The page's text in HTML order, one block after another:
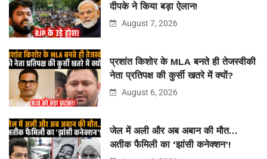
दीपके ने किया बड़ा ऐलान!
August 7, 2026
प्रशांत किशोर के MLA बनते ही तेजस्वीकी
नेता प्रतिपक्ष की कुर्सी खतरे में क्यों?
August 6, 2026
जेल में अली और अब अबान की मौत…
अतीक फैमिली का ‘झांसी कनेक्शन’!